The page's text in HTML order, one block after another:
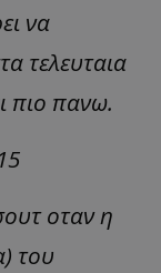
να
τελευταια
πιο πανω.
οταν η
του